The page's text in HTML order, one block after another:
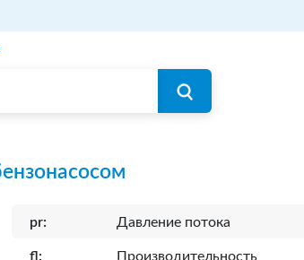
pr: Давление потока
fl: Производительность